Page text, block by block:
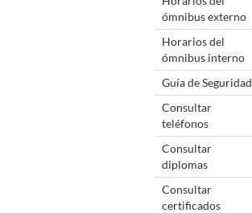
ómnibus externo
Horarios del
ómnibus interno
Guía de Seguridad
Consultar
teléfonos
Consultar
diplomas
Consultar
certificados